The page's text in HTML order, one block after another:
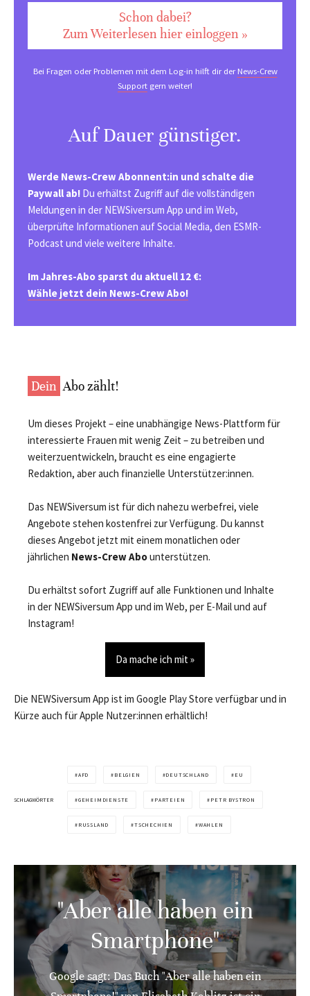
Schon dabei?
Zum Weiterlesen hier einloggen »
Bei Fragen oder Problemen mit dem Log-in hilft dir derNews-Crew
Support gern weiter!
Auf Dauer günstiger.
Werde News-Crew Abonnent:in und schalte die
Paywall ab! Du erhältst Zugriff auf die vollständigen
Meldungen in der NEWSiversum App und im Web,
überprüfte Informationen auf Social Media, den ESMR-
Podcast und viele weitere Inhalte.
Im Jahres-Abo sparst du aktuell 12 €:
Wähle jetzt dein News-Crew Abo!
Dein Abo zählt!
Um dieses Projekt – eine unabhängige News-Plattform für
interessierte Frauen mit wenig Zeit – zu betreiben und
weiterzuentwickeln, braucht es eine engagierte
Redaktion, aber auch finanzielle Unterstützer:innen.
Das NEWSiversum ist für dich nahezu werbefrei, viele
Angebote stehen kostenfrei zur Verfügung. Du kannst
dieses Angebot jetzt mit einem monatlichen oder
jährlichen News-Crew Abounterstützen.
Du erhältst sofort Zugriff auf alle Funktionen und Inhalte
in der NEWSiversum App und im Web, per E-Mail und auf
Instagram!
Da mache ich mit »
Die NEWSiversum App ist im Google Play Store verfügbar und in
Kürze auch für Apple Nutzer:innen erhältlich!
SCHLAGWÖRTER
AFD BELGIEN DEUTSCHLAND EU
GEHEIMDIENSTE PARTEIEN PETR BYSTRON
RUSSLAND TSCHECHIEN WAHLEN
"Aber alle haben ein
Smartphone"
Google sagt: Das Buch "Aber alle haben ein